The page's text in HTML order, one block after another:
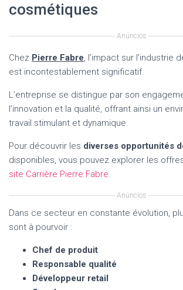
cosmétiques
Anúncios
Chez Pierre Fabre, l’impact sur l’industrie
est incontestablement significatif.
L’entreprise se distingue par son
l’innovation et la qualité, offrant ainsi un
travail stimulant et dynamique.
Pour découvrir les diverses opportunités
disponibles, vous pouvez explorer les
site Carrière Pierre Fabre.
Anúncios
Dans ce secteur en constante évolution,
sont à pourvoir :
Chef de produit
Responsable qualité
Développeur retail